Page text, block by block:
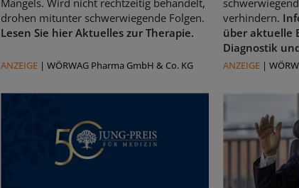
Mangels. Wird nicht rechtzeitig behandelt,
drohen mitunter schwerwiegende Folgen.
Lesen Sie hier Aktuelles zur Therapie.
ANZEIGE | WÖRWAG Pharma GmbH & Co. KG
verhindern.
über aktuelle
Diagnostik
ANZEIGE |